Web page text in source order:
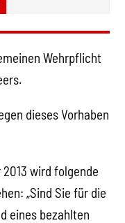
Wehrpflicht
dieses Vorhaben
wird folgende
„Sind Sie für die
eines bezahlten